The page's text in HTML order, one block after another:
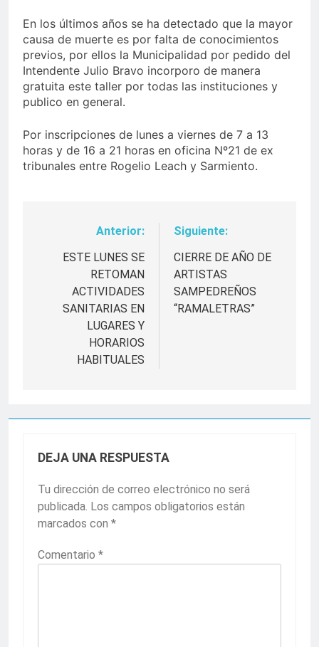
En los últimos años se ha detectado que la mayor
causa de muerte es por falta de conocimientos
previos, por ellos la Municipalidad por pedido del
Intendente Julio Bravo incorporo de manera
gratuita este taller por todas las instituciones y
publico en general.
Por inscripciones de lunes a viernes de 7 a 13
horas y de 16 a 21 horas en oficina Nº21 de ex
tribunales entre Rogelio Leach y Sarmiento.
Navegación
entradas
Anterior:
ESTE LUNES SE
RETOMAN
ACTIVIDADES
SANITARIAS EN
LUGARES Y
HORARIOS
HABITUALES
Siguiente:
CIERRE DE AÑO DE
ARTISTAS
SAMPEDREÑOS
“RAMALETRAS”
DEJA UNA RESPUESTA
Tu dirección de correo electrónico no será
publicada. Los campos obligatorios están
marcados con *
Comentario *